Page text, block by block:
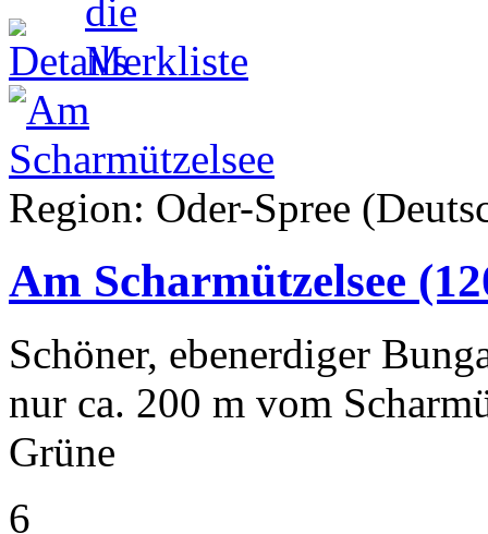
Region: Oder-Spree
Am Scharmützelsee
Schöner, ebenerdiger
nur ca. 200 m vom
Grüne
6